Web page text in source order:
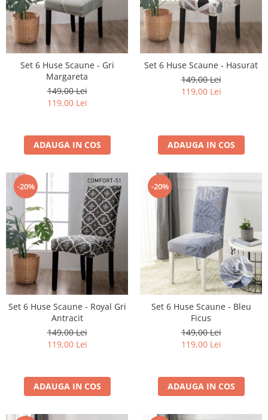
Set 6 Huse Scaune - Gri
Margareta
149,00 Lei
119,00 Lei
ADAUGA IN COS
Set 6 Huse Scaune - Hasurat
149,00 Lei
119,00 Lei
ADAUGA IN COS
-20%
Set 6 Huse Scaune - Royal Gri
Antracit
149,00 Lei
119,00 Lei
ADAUGA IN COS
-20%
Set 6 Huse Scaune - Bleu
Ficus
149,00 Lei
119,00 Lei
ADAUGA IN COS